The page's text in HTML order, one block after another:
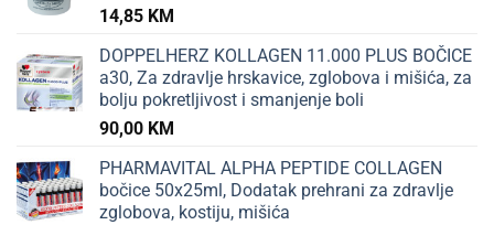
14,85 KM
DOPPELHERZ KOLLAGEN 11.000 PLUS BOČICE
a30, Za zdravlje hrskavice, zglobova i mišića, za
bolju pokretljivost i smanjenje boli
90,00 KM
PHARMAVITAL ALPHA PEPTIDE COLLAGEN
bočice 50x25ml, Dodatak prehrani za zdravlje
zglobova, kostiju, mišića